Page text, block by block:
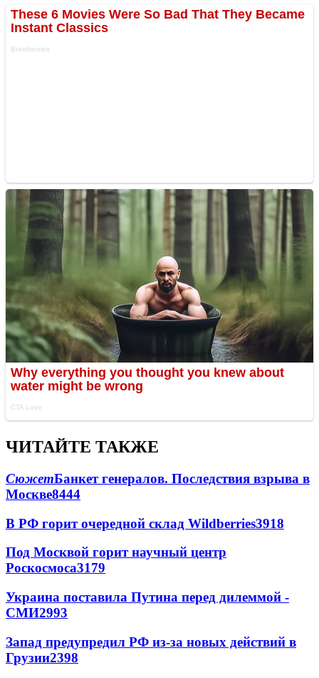
ЧИТАЙТЕ ТАКЖЕ
СюжетБанкет генералов. Последствия взрыва в
Москве8444
В РФ горит очередной склад Wildberries3918
Под Москвой горит научный центр
Роскосмоса3179
Украина поставила Путина перед дилеммой -
СМИ2993
Запад предупредил РФ из-за новых действий в
Грузии2398